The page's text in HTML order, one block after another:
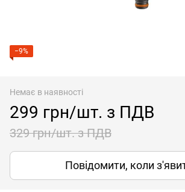
−9%
Немає в наявності
299 грн/шт. з ПДВ
329 грн/шт. з ПДВ
Повідомити, коли